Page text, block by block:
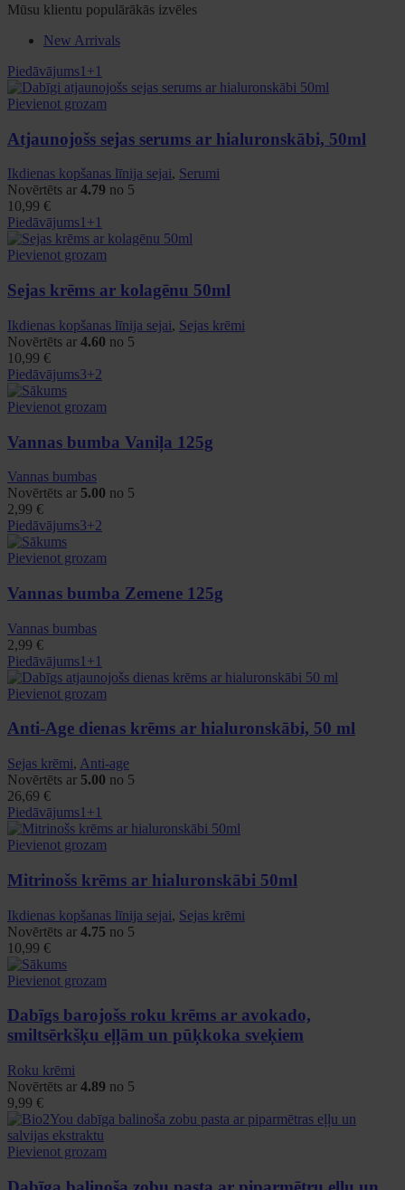
Mūsu klientu populārākās izvēles
New Arrivals
Piedāvājums1+1
Pievienot grozam
Atjaunojošs sejas serums ar hialuronskābi, 50ml
Ikdienas kopšanas līnija sejai, Serumi
Novērtēts ar 4.79 no 5
10,99 €
Piedāvājums1+1
Pievienot grozam
Sejas krēms ar kolagēnu 50ml
Ikdienas kopšanas līnija sejai, Sejas krēmi
Novērtēts ar 4.60 no 5
10,99 €
Piedāvājums3+2
Pievienot grozam
Vannas bumba Vaniļa 125g
Vannas bumbas
Novērtēts ar 5.00 no 5
2,99 €
Piedāvājums3+2
Pievienot grozam
Vannas bumba Zemene 125g
Vannas bumbas
2,99 €
Piedāvājums1+1
Pievienot grozam
Anti-Age dienas krēms ar hialuronskābi, 50 ml
Sejas krēmi, Anti-age
Novērtēts ar 5.00 no 5
26,69 €
Piedāvājums1+1
Pievienot grozam
Mitrinošs krēms ar hialuronskābi 50ml
Ikdienas kopšanas līnija sejai, Sejas krēmi
Novērtēts ar 4.75 no 5
10,99 €
Pievienot grozam
Dabīgs barojošs roku krēms ar avokado,
smiltsērkšķu eļļām un pūķkoka sveķiem
Roku krēmi
Novērtēts ar 4.89 no 5
9,99 €
Pievienot grozam